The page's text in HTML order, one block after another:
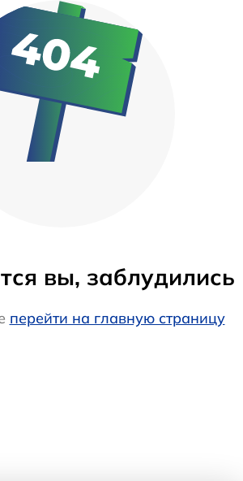
вы, заблудились
перейти на главную страницу